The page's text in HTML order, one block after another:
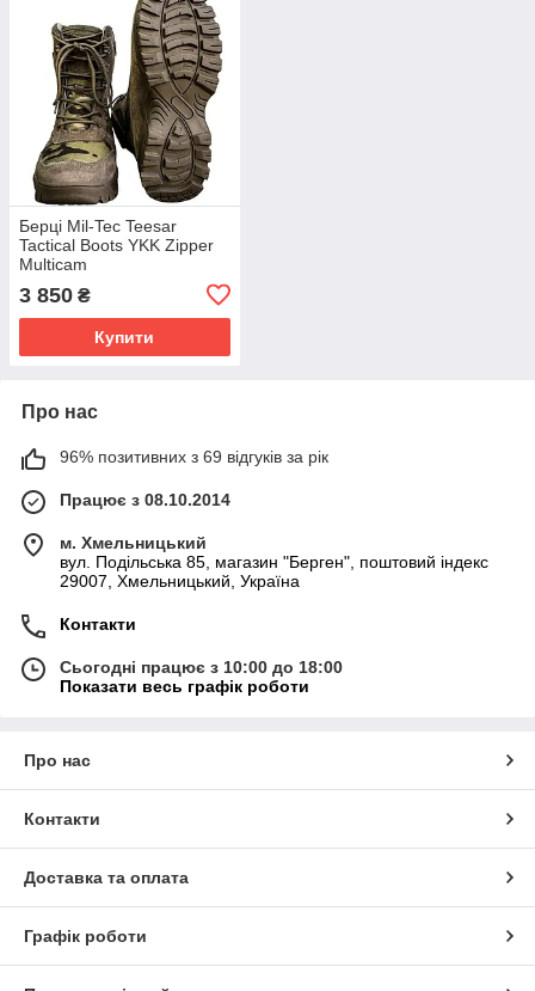
Берці Mil-Tec Teesar
Tactical Boots YKK Zipper
Multicam
3 850 ₴
Купити
Про нас
96% позитивних з 69 відгуків за рік
Працює з 08.10.2014
м. Хмельницький
вул. Подільська 85, магазин "Берген", поштовий індекс
29007, Хмельницький, Україна
Контакти
Сьогодні працює з 10:00 до 18:00
Показати весь графік роботи
Про нас
Контакти
Доставка та оплата
Графік роботи